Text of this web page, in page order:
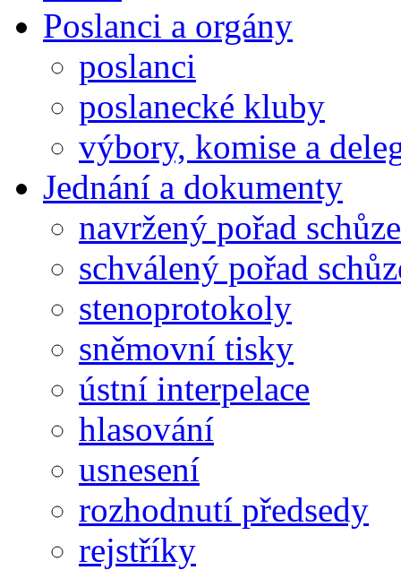
Poslanci a orgány
poslanci
poslanecké kluby
výbory, komise a
Jednání a dokumenty
navržený pořad schůze
schválený pořad
stenoprotokoly
sněmovní tisky
ústní interpelace
hlasování
usnesení
rozhodnutí předsedy
rejstříky